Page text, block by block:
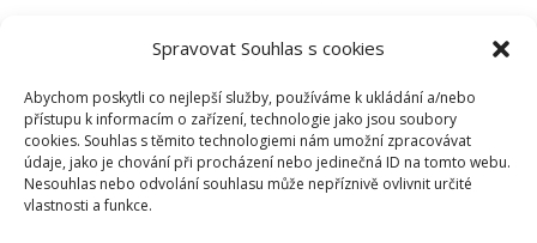
Spravovat Souhlas s cookies
Abychom poskytli co nejlepší služby, používáme k ukládání a/nebo
přístupu k informacím o zařízení, technologie jako jsou soubory
cookies. Souhlas s těmito technologiemi nám umožní zpracovávat
údaje, jako je chování při procházení nebo jedinečná ID na tomto webu.
Nesouhlas nebo odvolání souhlasu může nepříznivě ovlivnit určité
vlastnosti a funkce.
https://www.parlamentnilisty.cz/politika/politici-
volicum/Ministr-Hamacek-Soucasna-situace-ukazala-
jak-je-dobrovolnictvi-dulezite-a-prospesne-623406